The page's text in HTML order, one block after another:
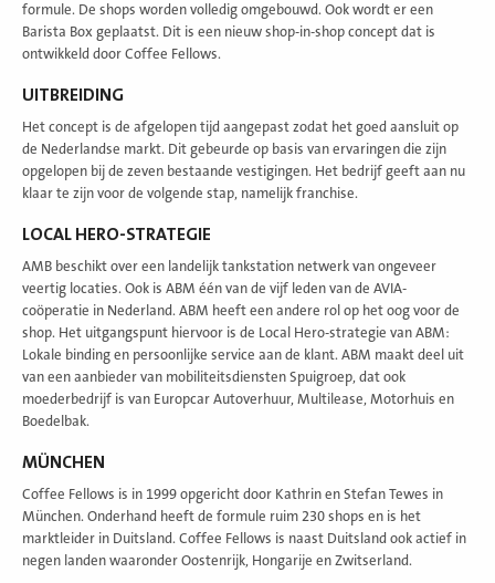
formule. De shops worden volledig omgebouwd. Ook wordt er een
Barista Box geplaatst. Dit is een nieuw shop-in-shop concept dat is
ontwikkeld door Coffee Fellows.
UITBREIDING
Het concept is de afgelopen tijd aangepast zodat het goed aansluit op
de Nederlandse markt. Dit gebeurde op basis van ervaringen die zijn
opgelopen bij de zeven bestaande vestigingen. Het bedrijf geeft aan nu
klaar te zijn voor de volgende stap, namelijk franchise.
LOCAL HERO-STRATEGIE
AMB beschikt over een landelijk tankstation netwerk van ongeveer
veertig locaties. Ook is ABM één van de vijf leden van de AVIA-
coöperatie in Nederland. ABM heeft een andere rol op het oog voor de
shop. Het uitgangspunt hiervoor is de Local Hero-strategie van ABM:
Lokale binding en persoonlijke service aan de klant. ABM maakt deel uit
van een aanbieder van mobiliteitsdiensten Spuigroep, dat ook
moederbedrijf is van Europcar Autoverhuur, Multilease, Motorhuis en
Boedelbak.
MÜNCHEN
Coffee Fellows is in 1999 opgericht door Kathrin en Stefan Tewes in
München. Onderhand heeft de formule ruim 230 shops en is het
marktleider in Duitsland. Coffee Fellows is naast Duitsland ook actief in
negen landen waaronder Oostenrijk, Hongarije en Zwitserland.